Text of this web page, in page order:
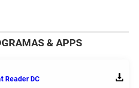
& APPS
Reader DC